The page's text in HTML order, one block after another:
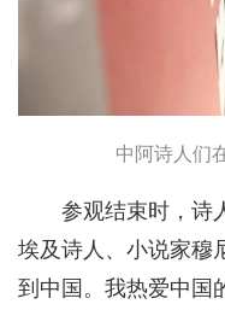
中阿诗人们
参观结束时，诗
埃及诗人、小说家穆
到中国。我热爱中国